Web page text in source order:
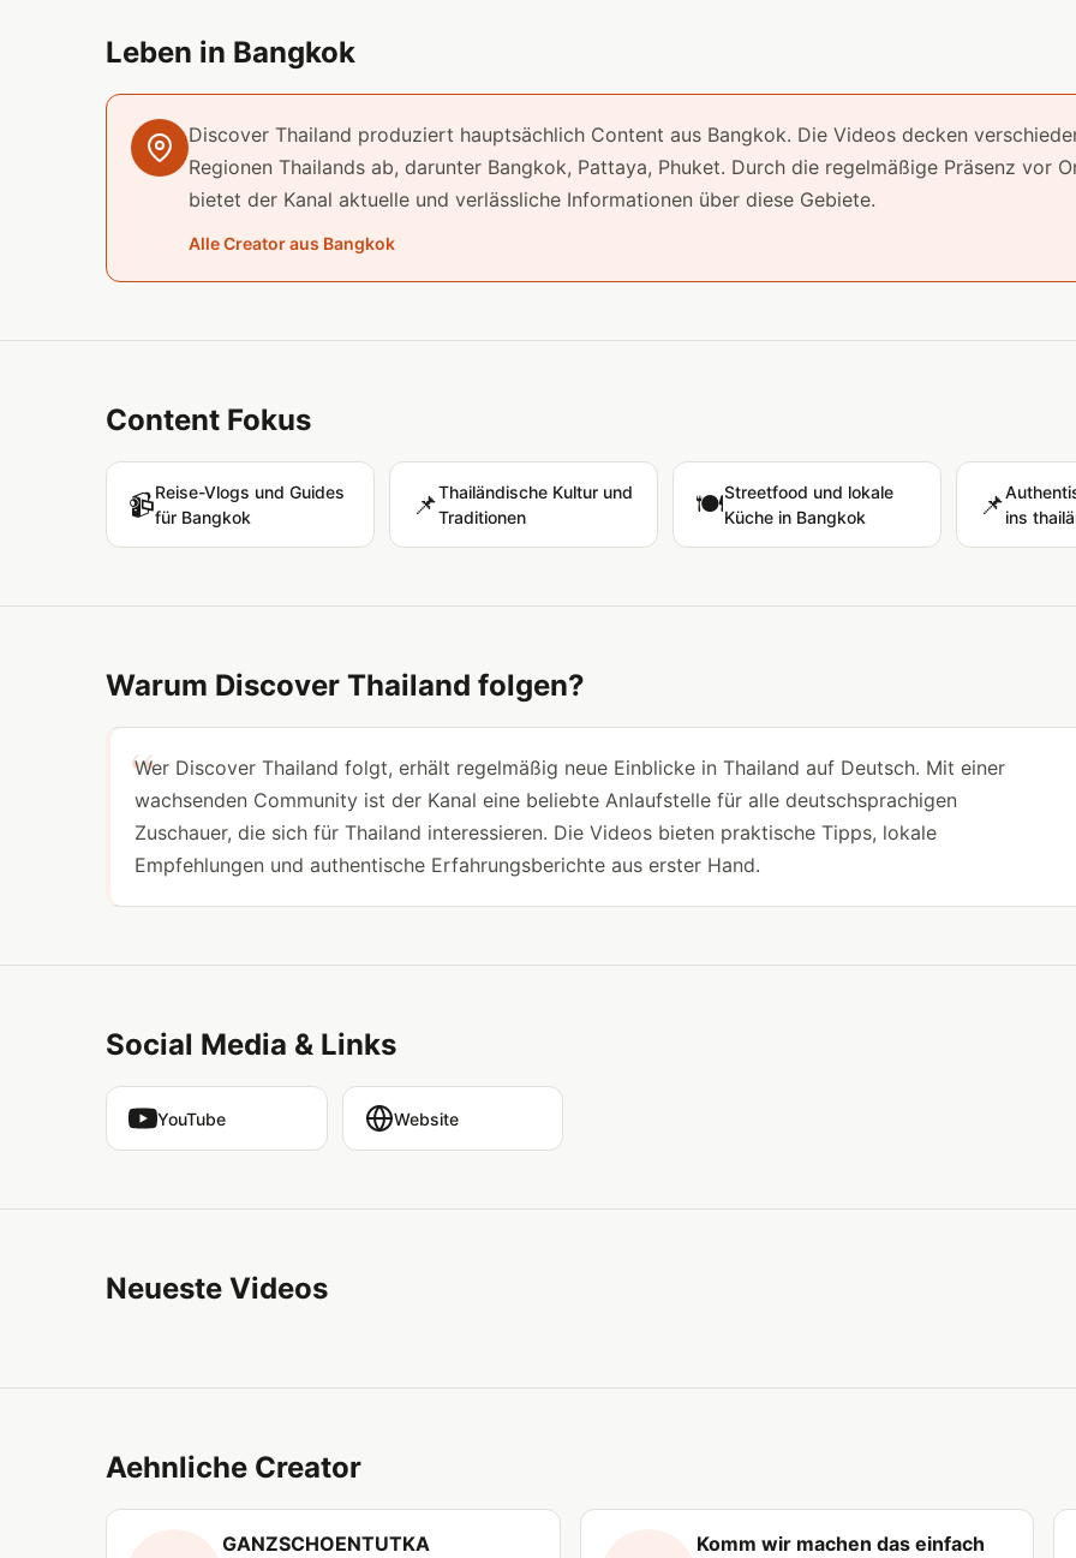
Leben in Bangkok
Discover Thailand produziert hauptsächlich Content aus Bangkok. Die Videos decken
Regionen Thailands ab, darunter Bangkok, Pattaya, Phuket. Durch die regelmäßige Präsenz vor
bietet der Kanal aktuelle und verlässliche Informationen über diese Gebiete.
Alle Creator aus Bangkok
Content Fokus
📹Reise-Vlogs und Guides
für Bangkok
📌Thailändische Kultur und
Traditionen
🍽️Streetfood und lokale
Küche in Bangkok
📌ins
Warum Discover Thailand folgen?
Wer Discover Thailand folgt, erhält regelmäßig neue Einblicke in Thailand auf Deutsch. Mit einer
wachsenden Community ist der Kanal eine beliebte Anlaufstelle für alle deutschsprachigen
Zuschauer, die sich für Thailand interessieren. Die Videos bieten praktische Tipps, lokale
Empfehlungen und authentische Erfahrungsberichte aus erster Hand.
Social Media & Links
YouTube Website
Neueste Videos
Aehnliche Creator
GANZSCHOENTUTKA Komm wir machen das einfach